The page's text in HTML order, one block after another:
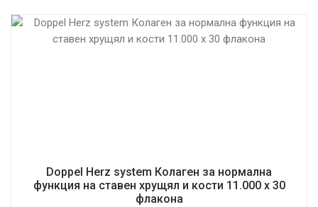
Doppel Herz system Колаген за нормална
функция на ставен хрущял и кости 11.000 x 30
флакона